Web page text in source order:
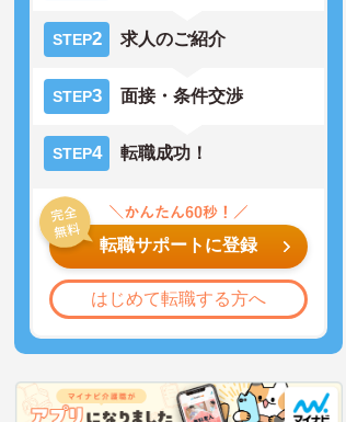
STEP2 求人のご紹介
STEP3 面接・条件交渉
STEP4 転職成功！
転職サポートに登録
はじめて転職する方へ